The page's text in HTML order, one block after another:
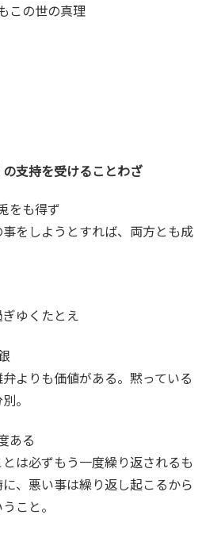
この世の真理
支持を受けることわざ
をも得ず
をしようとすれば、両方とも成
ゆくたとえ
よりも価値がある。黙っている
。
ある
は必ずもう一度繰り返されるも
、悪い事は繰り返し起こるから
こと。